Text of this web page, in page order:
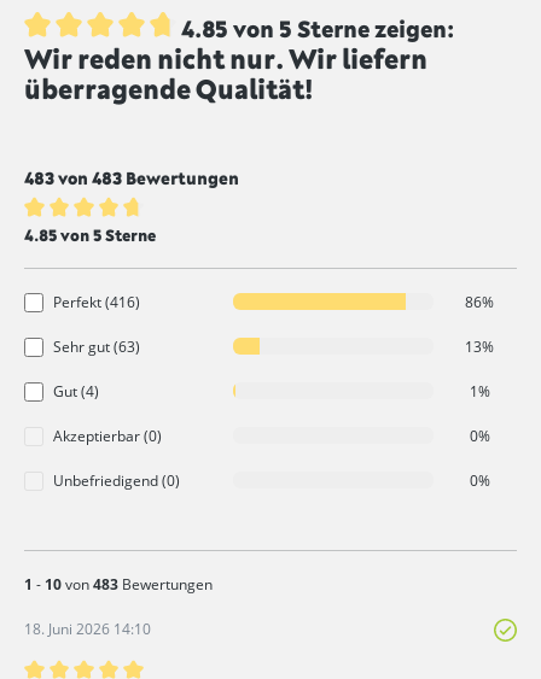
Durchschnittliche Bewertung von 4.8 von 5 Sternen
4.85 von 5 Sterne zeigen:
Wir reden nicht nur. Wir liefern
überragende Qualität!
483 von 483 Bewertungen
Durchschnittliche Bewertung von 4.8 von 5 Sternen
4.85 von 5 Sterne
Perfekt (416) 86%
Sehr gut (63) 13%
Gut (4) 1%
Akzeptierbar (0) 0%
Unbefriedigend (0) 0%
1 - 10von483 Bewertungen
18. Juni 2026 14:10